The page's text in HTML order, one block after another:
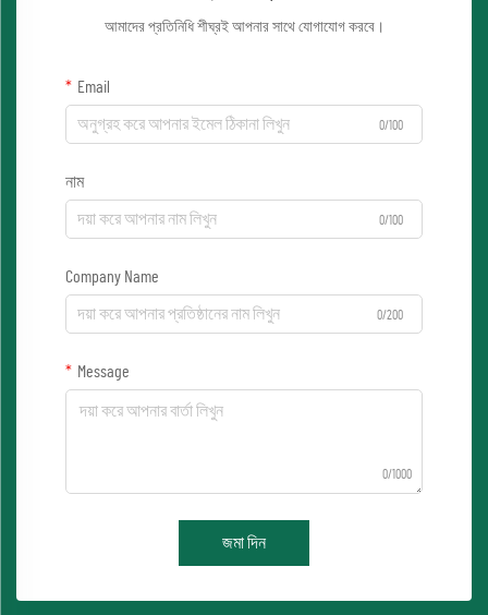
আমাদের প্রতিনিধি শীঘ্রই আপনার সাথে যোগাযোগ করবে।
Email
0/100
নাম
0/100
Company Name
0/200
Message
0/1000
জমা দিন